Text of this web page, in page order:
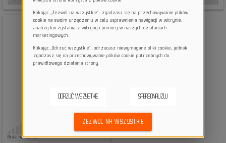
Brak na stanie
115,04 zł
Klikając „Zezwól na wszystkie”, zgadzasz się na przechowywanie plików
cookie na swoim urządzeniu w celu usprawnienia nawigacji w witrynie,
analizy korzystania z witryny i pomocy w naszych działaniach
marketingowych.
Klikając „Odrzuć wszystkie”, odrzucasz niewymagane pliki cookie, jednak
zgadzasz się na przechowywanie plików cookie potrzebnych do
prawidłowego działania strony.
ODRZUĆ WSZYSTKIE SPERSONALIZUJ
ZEZWÓL NA WSZYSTKIE